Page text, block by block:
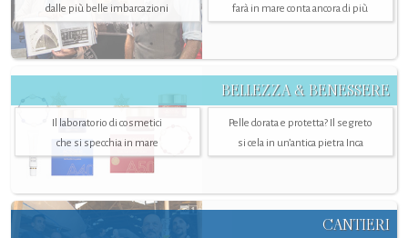
dalle più belle imbarcazioni
farà in mare conta ancora di più
BELLEZZA & BENESSERE
Il laboratorio di cosmetici
che si specchia in mare
Pelle dorata e protetta? Il segreto
si cela in un’antica pietra Inca
CANTIERI